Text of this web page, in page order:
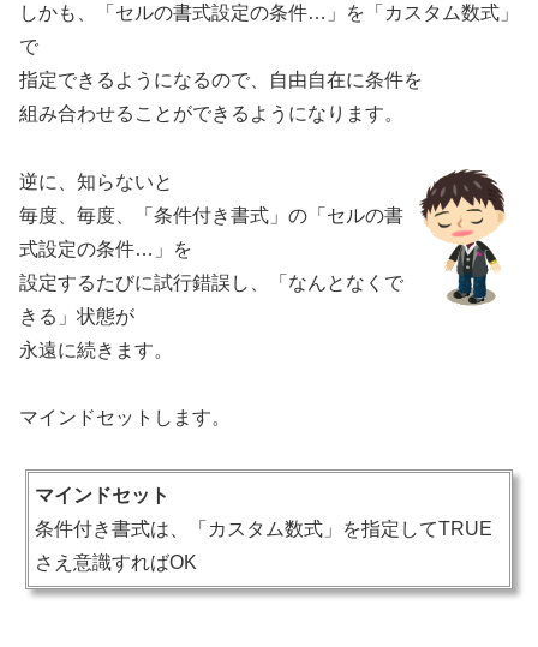
しかも、「セルの書式設定の条件…」を「カスタム数式」
で
指定できるようになるので、自由自在に条件を
組み合わせることができるようになります。
逆に、知らないと
毎度、毎度、「条件付き書式」の「セルの書
式設定の条件…」を
設定するたびに試行錯誤し、「なんとなくで
きる」状態が
永遠に続きます。
マインドセットします。
マインドセット
条件付き書式は、「カスタム数式」を指定してTRUE
さえ意識すればOK